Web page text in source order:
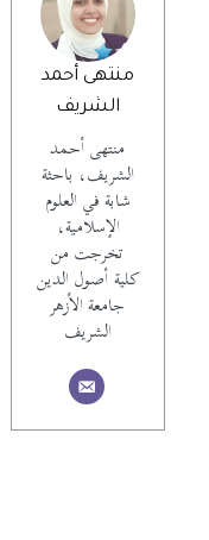
منتهى أحمد
الشريف
منتهى أحمد
الشريف، باحثة
شابة في العلوم
الإسلامية،
تخرجت من
كلية أصول الدين
جامعة الأزهر
الشريف